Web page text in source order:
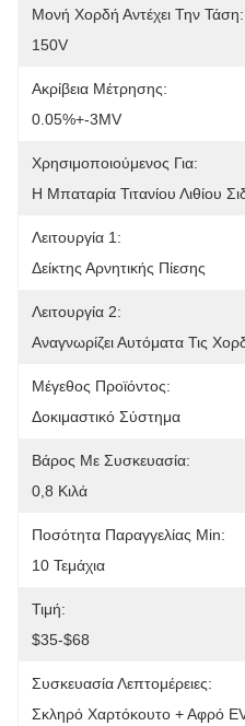
Μονή Χορδή Αντέχει Την Τάση:
150V
Ακρίβεια Μέτρησης:
0.05%+-3MV
Χρησιμοποιούμενος Για:
Η Μπαταρία Τιτανίου Λιθίου
Λειτουργία 1:
Δείκτης Αρνητικής Πίεσης
Λειτουργία 2:
Αναγνωρίζει Αυτόματα Τις
Μέγεθος Προϊόντος:
Δοκιμαστικό Σύστημα
Βάρος Με Συσκευασία:
0,8 Κιλά
Ποσότητα Παραγγελίας Min:
10 Τεμάχια
Τιμή:
$35-$68
Συσκευασία Λεπτομέρειες:
Σκληρό Χαρτόκουτο + Αφρό